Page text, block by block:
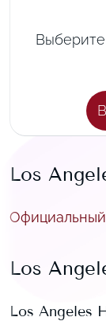
Выберите
Los
Los
Los Angeles